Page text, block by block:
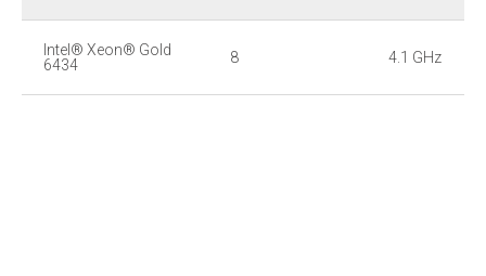
Intel® Xeon® Gold
6434
8 4.1 GHz